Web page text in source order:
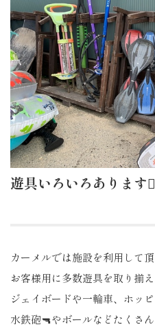
遊具いろいろあります
カーメルでは施設を利用して
お客様用に多数遊具を取り揃え
ジェイボードや一輪車、ホッピ
水鉄砲🔫やボールなどたくさ